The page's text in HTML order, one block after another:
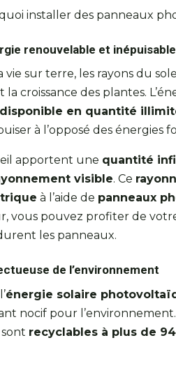
installer des panneaux
renouvelable et inépuisable
vie sur terre, les rayons du
croissance des plantes.
disponible en quantité
à l’opposé des énergies
apportent une quantité
visible. Ce
à l’aide de panneaux
vous pouvez profiter de
les panneaux.
de l’environnement
énergie solaire
nocif pour l’environnement.
recyclables à plus de